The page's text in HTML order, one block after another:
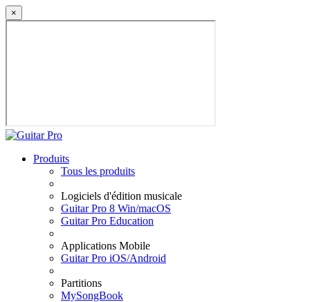
×
Produits
Tous les produits
Logiciels d'édition musicale
Guitar Pro 8 Win/macOS
Guitar Pro Education
Applications Mobile
Guitar Pro iOS/Android
Partitions
MySongBook